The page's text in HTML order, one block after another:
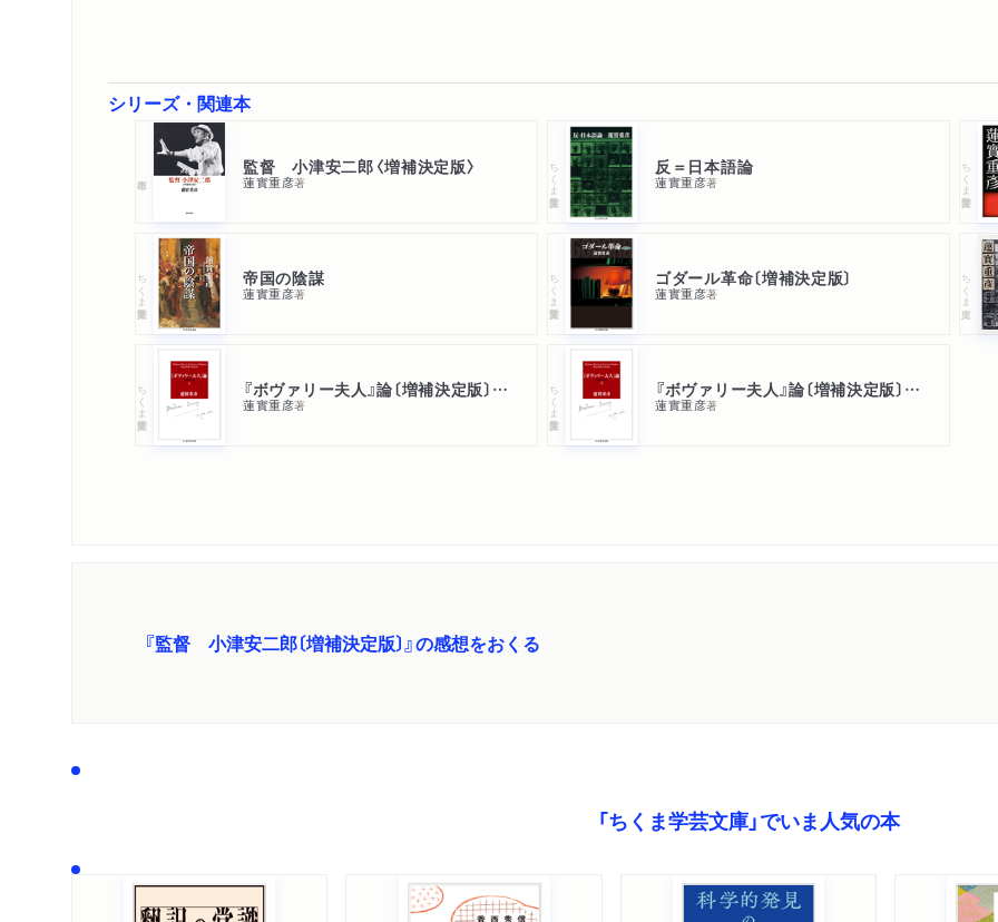
シリーズ・関連本
監督 小津安二郎〈増補決定版〉
蓮實重彦著 ちくま学芸文庫 反＝日本語論
蓮實重彦著 ちくま学芸文庫
ちくま学芸文庫 帝国の陰謀
蓮實重彦著 ちくま学芸文庫 ゴダール革命〔増補決定版〕
蓮實重彦著 ちくま文庫
ちくま学芸文庫 『ボヴァリー夫人』論〔増補決定版〕 上
蓮實重彦著 ちくま学芸文庫 『ボヴァリー夫人』論〔増補決定版〕 下
蓮實重彦著
『監督 小津安二郎〔増補決定版〕』の感想をおくる
「ちくま学芸文庫」でいま人気の本